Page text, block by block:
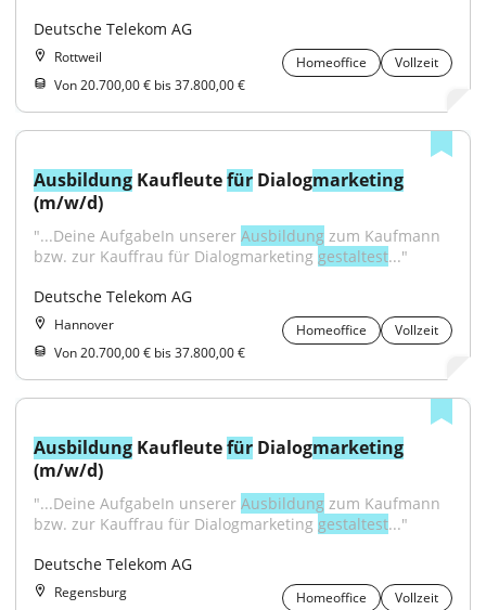
Deutsche Telekom AG
Rottweil Homeoffice
Vollzeit
Von 20.700,00 € bis 37.800,00 €
Ausbildung Kaufleute für Dialogmarketing
(m/w/d)
"...Deine AufgabeIn unserer Ausbildung zum Kaufmann
bzw. zur Kauffrau für Dialogmarketing gestaltest..."
Deutsche Telekom AG
Hannover Homeoffice
Vollzeit
Von 20.700,00 € bis 37.800,00 €
Ausbildung Kaufleute für Dialogmarketing
(m/w/d)
"...Deine AufgabeIn unserer Ausbildung zum Kaufmann
bzw. zur Kauffrau für Dialogmarketing gestaltest..."
Deutsche Telekom AG
Regensburg Homeoffice
Vollzeit